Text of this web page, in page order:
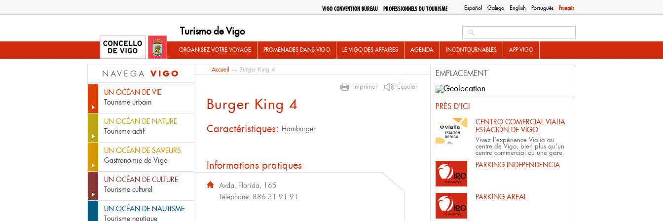
Español Galego English Português Français
VIGO CONVENTION BUREAU PROFESSIONNELS DU TOURISME
Turismo de Vigo
ORGANISEZ VOTRE VOYAGE PROMENADES DANS VIGO LE VIGO DES AFFAIRES AGENDA INCONTOURNABLES APP VIGO
NAVEGA VIGO
UN OCÉAN DE VIE
Tourisme urbain
UN OCÉAN DE NATURE
Tourisme actif
UN OCÉAN DE SAVEURS
Gastronomie de Vigo
UN OCÉAN DE CULTURE
Tourisme culturel
UN OCÉAN DE NAUTISME
Tourisme nautique
Accueil → Burger King 4
Imprimer Écouter
Burger King 4
Caractéristiques: Hamburger
Informations pratiques
Avda. Florida, 165
Téléphone: 886 31 91 91
EMPLACEMENT
PRÈS D'ICI
CENTRO COMERCIAL VIALIA
ESTACIÓN DE VIGO
Vivez l'expérience Vialia au
centre de Vigo, bien plus qu'un
centre commercial ou une gare.
PARKING INDEPENDENCIA
PARKING AREAL